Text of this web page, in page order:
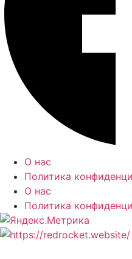
О нас
Политика
О нас
Политика